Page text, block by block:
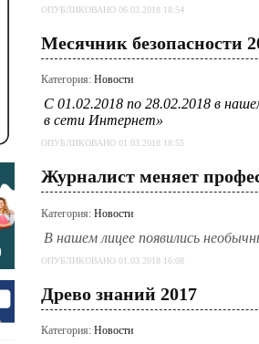
ОПУБЛИКОВАНО 06.03.2018 18:54
Месячник безопасности
Категория: Новости
С 01.02.2018 по 28.02.2018 в
в сети Интернет»
ОПУБЛИКОВАНО 01.03.2018 18:55
Журналист меняет
Категория: Новости
В нашем лицее появились
ОПУБЛИКОВАНО 01.03.2018 16:08
Древо знаний 2017
Категория: Новости